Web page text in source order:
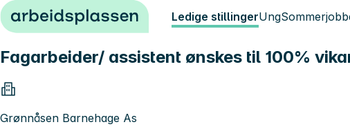
Hopp til innhold Ledige stillingerUng
Fagarbeider/ assistent ønskes til 100%
Grønnåsen Barnehage As